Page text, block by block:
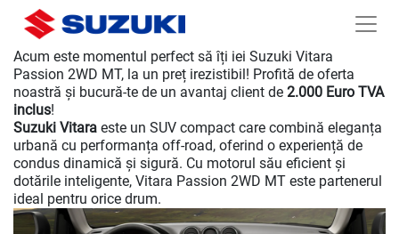
Acum este momentul perfect să îți iei Suzuki Vitara
Passion 2WD MT, la un preț irezistibil! Profită de oferta
noastră și bucură-te de un avantaj client de 2.000 Euro TVA
inclus!
Suzuki Vitara este un SUV compact care combină eleganța
urbană cu performanța off-road, oferind o experiență de
condus dinamică și sigură. Cu motorul său eficient și
dotările inteligente, Vitara Passion 2WD MT este partenerul
ideal pentru orice drum.